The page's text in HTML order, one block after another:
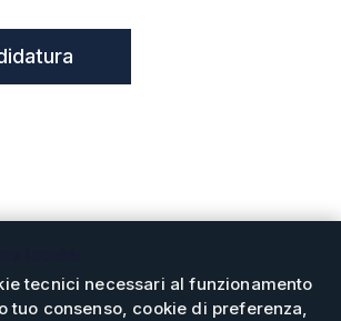
tecnici necessari al funzionamento
tuo consenso, cookie di preferenza,